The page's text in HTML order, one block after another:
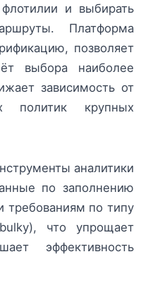
и выбирать
Платформа
позволяет
выбора наиболее
зависимость от
политик крупных
аналитики
по заполнению
требованиям по типу
что упрощает
эффективность